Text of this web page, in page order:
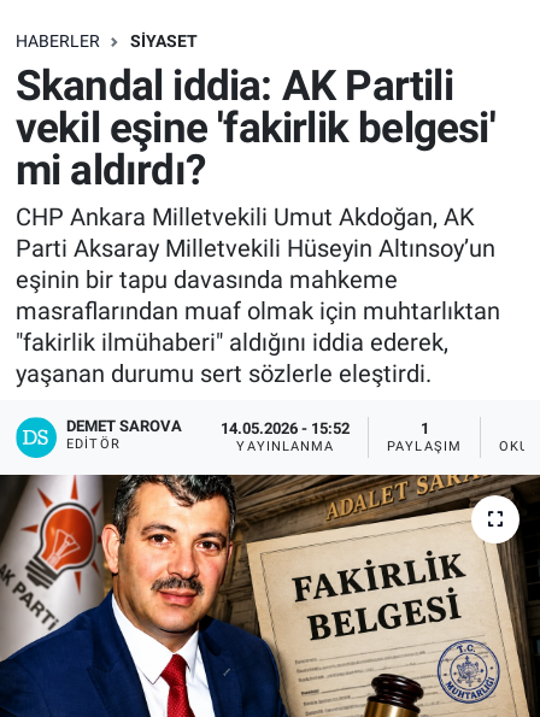
HABERLER SIYASET
Skandal iddia: AK Partili
vekil eşine 'fakirlik belgesi'
mi aldırdı?
CHP Ankara Milletvekili Umut Akdoğan, AK
Parti Aksaray Milletvekili Hüseyin Altınsoy’un
eşinin bir tapu davasında mahkeme
masraflarından muaf olmak için muhtarlıktan
"fakirlik ilmühaberi" aldığını iddia ederek,
yaşanan durumu sert sözlerle eleştirdi.
DEMET SAROVA
EDITÖR
14.05.2026 - 15:52
YAYINLANMA
1
PAYLAŞIM
SAĞLIK
EKONOMİ
EĞİTİM
ÖZEL HABER
Keşfet
ASTROLOJİ
RESMİ İLANLAR
İLAN
Bize ulaşın
İletişim/Künye